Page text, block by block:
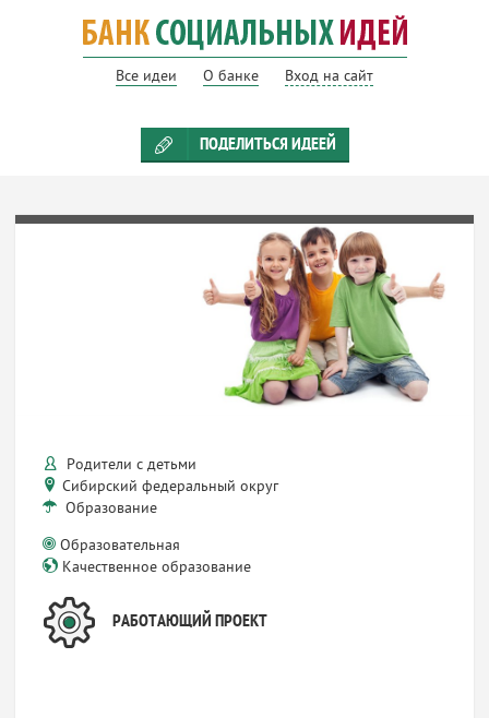
Все идеи О банке Вход на сайт
ПОДЕЛИТЬСЯ ИДЕЕЙ
Родители с детьми
Сибирский федеральный округ
Образование
Образовательная
Качественное образование
РАБОТАЮЩИЙ ПРОЕКТ